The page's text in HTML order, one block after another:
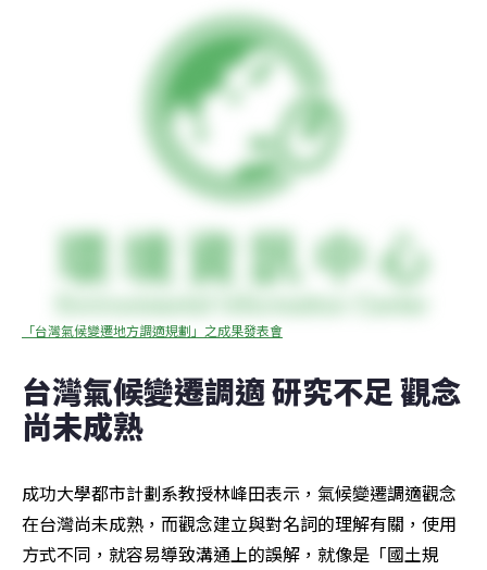
「台灣氣候變遷地方調適規劃」之成果發表會
台灣氣候變遷調適 研究不足 觀念
尚未成熟
成功大學都市計劃系教授林峰田表示，氣候變遷調適觀念
在台灣尚未成熟，而觀念建立與對名詞的理解有關，使用
方式不同，就容易導致溝通上的誤解，就像是「國土規